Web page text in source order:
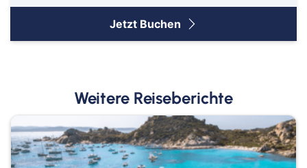
Jetzt Buchen
Weitere Reiseberichte